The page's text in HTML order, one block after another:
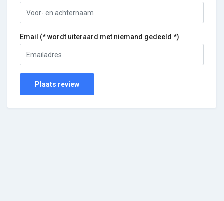
Email (* wordt uiteraard met niemand gedeeld *)
Plaats review